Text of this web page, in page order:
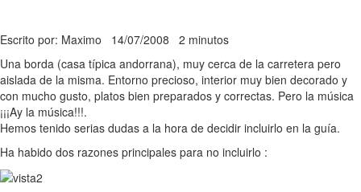
Escrito por: Maximo 14/07/2008 2 minutos
Una borda (casa típica andorrana), muy cerca de la carretera pero
aislada de la misma. Entorno precioso, interior muy bien decorado y
con mucho gusto, platos bien preparados y correctas. Pero la música
¡¡¡Ay la música!!!.
Hemos tenido serias dudas a la hora de decidir incluirlo en la guía.
Ha habido dos razones principales para no incluirlo :